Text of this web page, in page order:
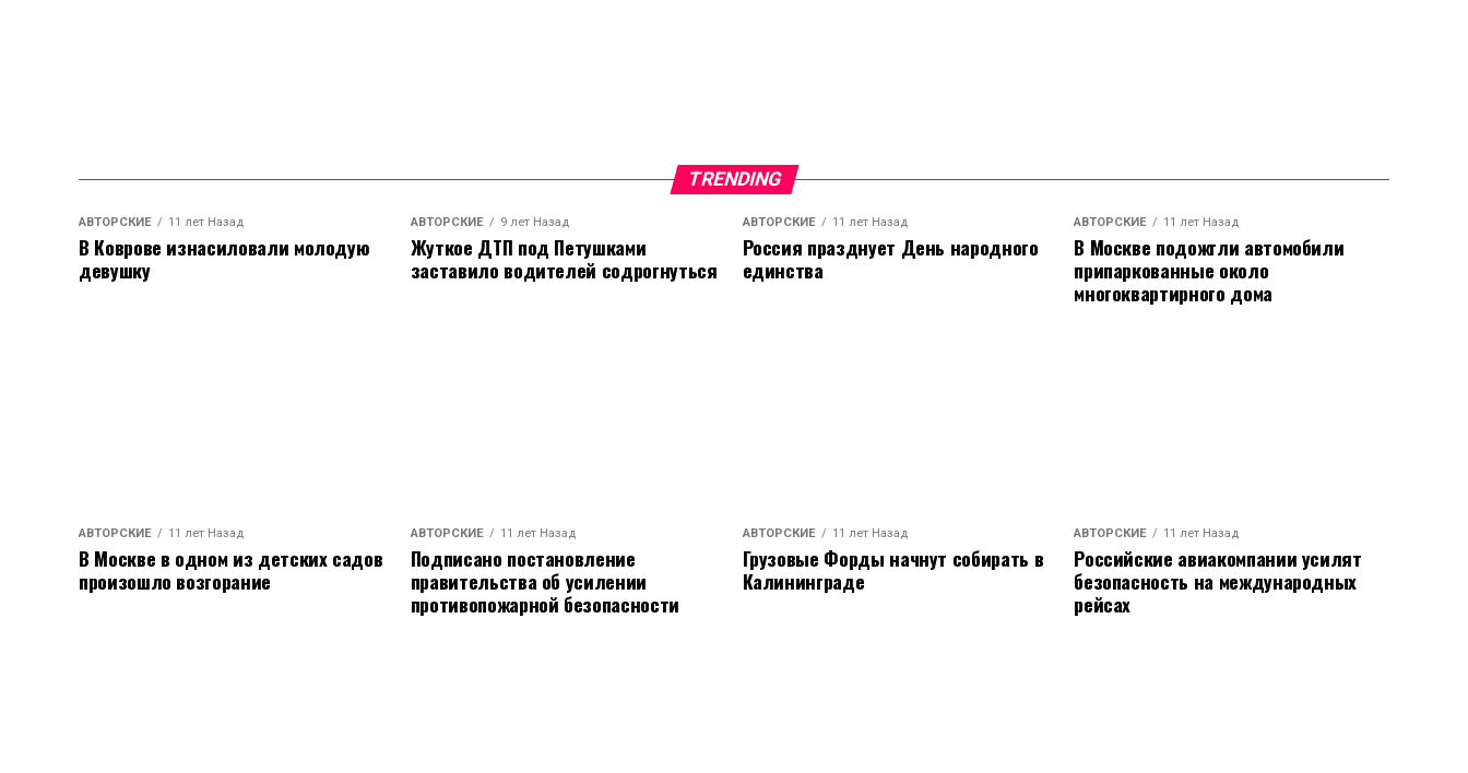
TRENDING
АВТОРСКИЕ 11 лет Назад
В Коврове изнасиловали молодую
девушку
АВТОРСКИЕ 9 лет Назад
Жуткое ДТП под Петушками
заставило водителей содрогнуться
АВТОРСКИЕ 11 лет Назад
Россия празднует День народного
единства
АВТОРСКИЕ 11 лет Назад
В Москве подожгли автомобили
припаркованные около
многоквартирного дома
АВТОРСКИЕ 11 лет Назад
В Москве в одном из детских садов
произошло возгорание
АВТОРСКИЕ 11 лет Назад
Подписано постановление
правительства об усилении
противопожарной безопасности
АВТОРСКИЕ 11 лет Назад
Грузовые Форды начнут собирать в
Калининграде
АВТОРСКИЕ 11 лет Назад
Российские авиакомпании усилят
безопасность на международных
рейсах